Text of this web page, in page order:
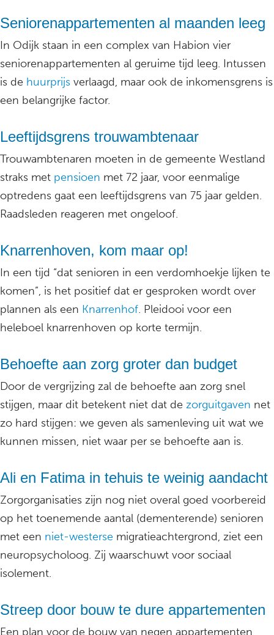
Seniorenappartementen al maanden leeg
In Odijk staan in een complex van Habion vier
seniorenappartementen al geruime tijd leeg. Intussen
is de huurprijs verlaagd, maar ook de inkomensgrens is
een belangrijke factor.
Leeftijdsgrens trouwambtenaar
Trouwambtenaren moeten in de gemeente Westland
straks met pensioen met 72 jaar, voor eenmalige
optredens gaat een leeftijdsgrens van 75 jaar gelden.
Raadsleden reageren met ongeloof.
Knarrenhoven, kom maar op!
In een tijd “dat senioren in een verdomhoekje lijken te
komen”, is het positief dat er gesproken wordt over
plannen als een Knarrenhof. Pleidooi voor een
heleboel knarrenhoven op korte termijn.
Behoefte aan zorg groter dan budget
Door de vergrijzing zal de behoefte aan zorg snel
stijgen, maar dit betekent niet dat de zorguitgaven net
zo hard stijgen: we geven als samenleving uit wat we
kunnen missen, niet waar per se behoefte aan is.
Ali en Fatima in tehuis te weinig aandacht
Zorgorganisaties zijn nog niet overal goed voorbereid
op het toenemende aantal (dementerende) senioren
met een niet-westerse migratieachtergrond, ziet een
neuropsycholoog. Zij waarschuwt voor sociaal
isolement.
Streep door bouw te dure appartementen
Een plan voor de bouw van negen appartementen